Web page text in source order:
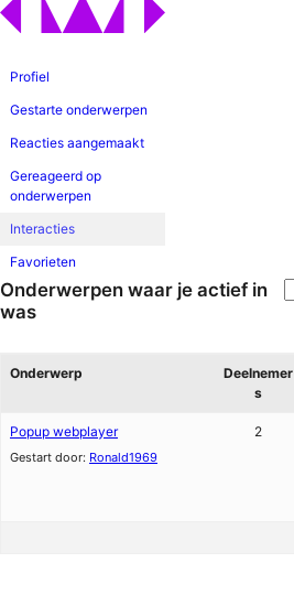
Profiel
Gestarte onderwerpen
Reacties aangemaakt
Gereageerd op
onderwerpen
Interacties
Favorieten
Onderwerpen waar je actief in
was
Onderwerp
Deelnemer
s
Popup webplayer
Gestart door: Ronald1969
2